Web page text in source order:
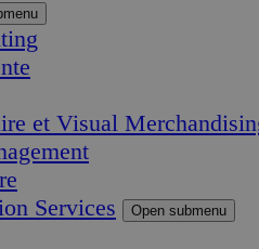
et Visual
Services
Open submenu